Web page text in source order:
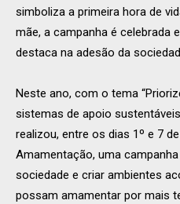
simboliza a primeira hora de
mãe, a campanha é celebrada
destaca na adesão da
Neste ano, com o tema
sistemas de apoio
realizou, entre os dias 1º e 7
Amamentação, uma
sociedade e criar ambientes
possam amamentar por mais